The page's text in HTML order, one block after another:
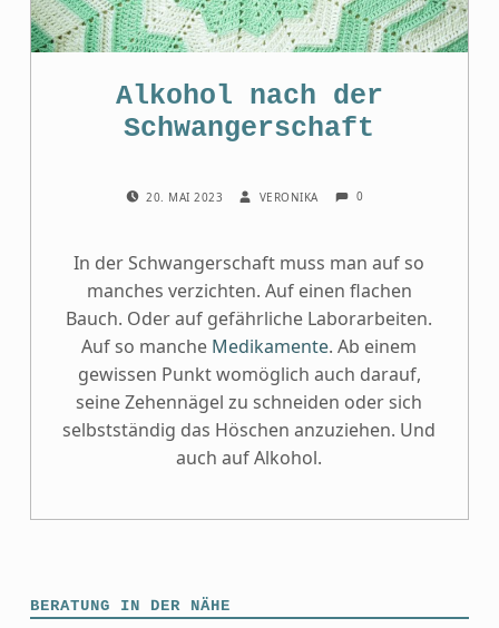
Alkohol nach der
Schwangerschaft
20. MAI 2023 VERONIKA 0
In der Schwangerschaft muss man auf so
manches verzichten. Auf einen flachen
Bauch. Oder auf gefährliche Laborarbeiten.
Auf so manche Medikamente. Ab einem
gewissen Punkt womöglich auch darauf,
seine Zehennägel zu schneiden oder sich
selbstständig das Höschen anzuziehen. Und
auch auf Alkohol.
BERATUNG IN DER NÄHE